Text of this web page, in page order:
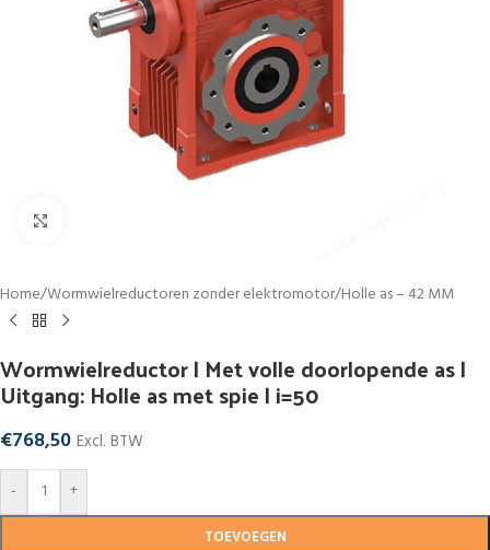
Home/Wormwielreductoren zonder elektromotor/Holle as – 42 MM
Wormwielreductor | Met volle doorlopende as |
Uitgang: Holle as met spie | i=50
€768,50 Excl. BTW
-
+
TOEVOEGEN